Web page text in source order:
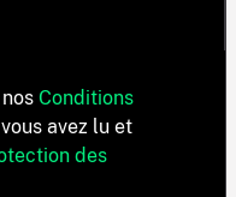
Conditions
avez lu et
des